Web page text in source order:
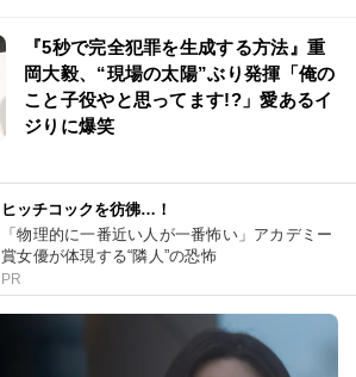
『5秒で完全犯罪を生成する方法』重
岡大毅、“現場の太陽”ぶり発揮「俺の
こと子役やと思ってます!?」愛あるイ
ジりに爆笑
ヒッチコックを彷彿…！
「物理的に一番近い人が一番怖い」アカデミー
賞女優が体現する“隣人”の恐怖
PR